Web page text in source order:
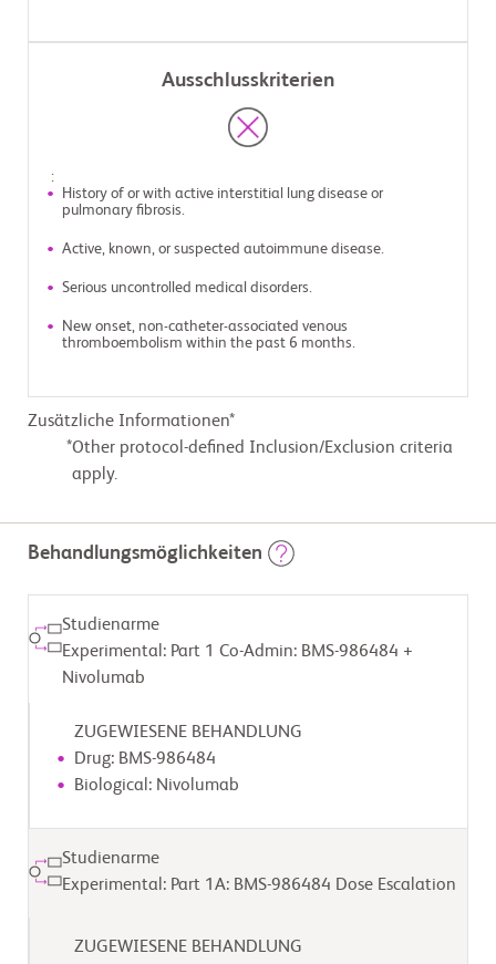
Ausschlusskriterien
:
History of or with active interstitial lung disease or
pulmonary fibrosis.
Active, known, or suspected autoimmune disease.
Serious uncontrolled medical disorders.
New onset, non-catheter-associated venous
thromboembolism within the past 6 months.
Zusätzliche Informationen*
Other protocol-defined Inclusion/Exclusion criteria
apply.
Behandlungsmöglichkeiten
Studienarme
Experimental: Part 1 Co-Admin: BMS-986484 +
Nivolumab
ZUGEWIESENE BEHANDLUNG
Drug: BMS-986484
Biological: Nivolumab
Studienarme
Experimental: Part 1A: BMS-986484 Dose Escalation
ZUGEWIESENE BEHANDLUNG